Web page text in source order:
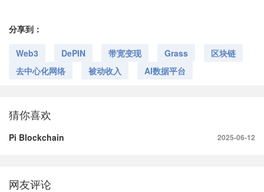
分享到：
Web3 DePIN 带宽变现 Grass
区块链
去中心化网络
被动收入 AI数据平台
猜你喜欢
2025-06-12
Pi Blockchain
网友评论